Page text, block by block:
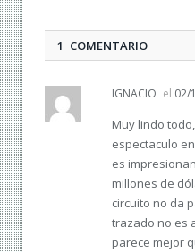
1 COMENTARIO
IGNACIO el 02/
Muy lindo
espectaculo
es
millones de
circuito no da
trazado no es
parece mejor